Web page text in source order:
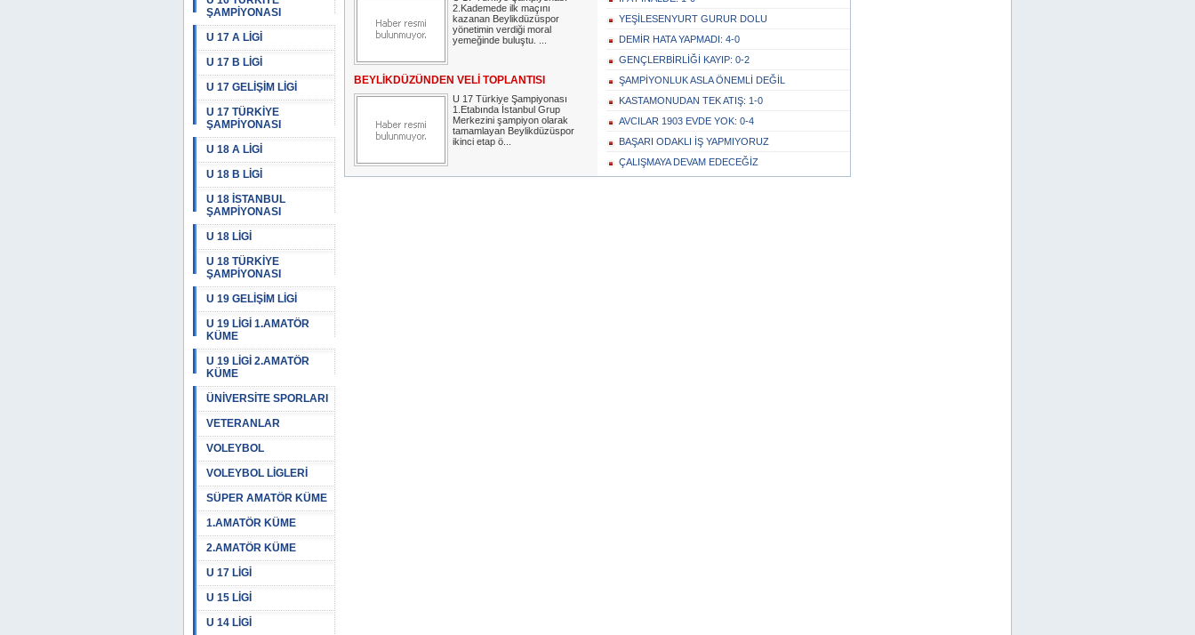
ŞAMPİYONASI
U 17 A LİGİ
U 17 B LİGİ
U 17 GELİŞİM LİGİ
U 17 TÜRKİYE
ŞAMPİYONASI
U 18 A LİGİ
U 18 B LİGİ
U 18 İSTANBUL
ŞAMPİYONASI
U 18 LİGİ
U 18 TÜRKİYE
ŞAMPİYONASI
U 19 GELİŞİM LİGİ
U 19 LİGİ 1.AMATÖR
KÜME
U 19 LİGİ 2.AMATÖR
KÜME
ÜNİVERSİTE SPORLARI
VETERANLAR
VOLEYBOL
VOLEYBOL LİGLERİ
SÜPER AMATÖR KÜME
1.AMATÖR KÜME
2.AMATÖR KÜME
U 17 LİGİ
U 15 LİGİ
U 14 LİGİ
2.Kademede ilk maçını
kazanan Beylikdüzüspor
yönetimin verdiği moral
yemeğinde buluştu. ...
BEYLİKDÜZÜNDEN VELİ TOPLANTISI
U 17 Türkiye Şampiyonası
1.Etabında İstanbul Grup
Merkezini şampiyon olarak
tamamlayan Beylikdüzüspor
ikinci etap ö...
YEŞİLESENYURT GURUR DOLU
DEMİR HATA YAPMADI: 4-0
GENÇLERBİRLİĞİ KAYIP: 0-2
ŞAMPİYONLUK ASLA ÖNEMLİ DEĞİL
KASTAMONUDAN TEK ATIŞ: 1-0
AVCILAR 1903 EVDE YOK: 0-4
BAŞARI ODAKLI İŞ YAPMIYORUZ
ÇALIŞMAYA DEVAM EDECEĞİZ